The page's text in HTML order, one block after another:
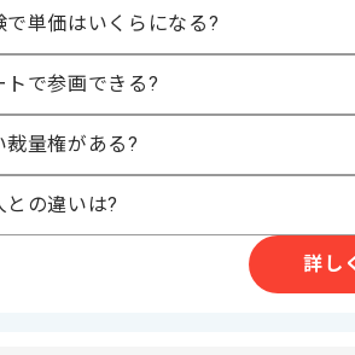
募集人数
1人
作業開始日
2026/04/28
コ
圧縮機、真空機器、塗装機器、塗装設
Webマーケターとしての実務経験を活
で単価はいくらになる?
トで参画できる?
裁量権がある?
との違いは?
詳し